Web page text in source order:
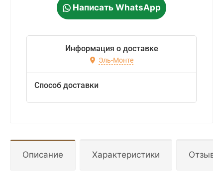
Написать WhatsApp
Информация о доставке
Эль-Монте
Способ доставки
Описание Характеристики